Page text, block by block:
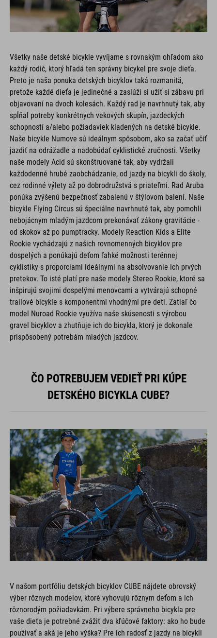
Všetky naše detské bicykle vyvíjame s rovnakým ohľadom ako
každý rodič, ktorý hľadá ten správny bicykel pre svoje dieťa.
Preto je naša ponuka detských bicyklov taká rozmanitá,
pretože každé dieťa je jedinečné a zaslúži si užiť si zábavu pri
objavovaní na dvoch kolesách. Každý rad je navrhnutý tak, aby
spĺňal potreby konkrétnych vekových skupín, jazdeckých
schopností a/alebo požiadaviek kladených na detské bicykle.
Naše bicykle Numove sú ideálnym spôsobom, ako sa začať učiť
jazdiť na odrážadle a nadobúdať cyklistické zručnosti. Všetky
naše modely Acid sú skonštruované tak, aby vydržali
každodenné hrubé zaobchádzanie, od jazdy na bicykli do školy,
cez rodinné výlety až po dobrodružstvá s priateľmi. Rad Aruba
ponúka zvýšenú bezpečnosť zabalenú v štýlovom balení. Naše
bicykle Flying Circus sú špeciálne navrhnuté tak, aby pomohli
nebojácnym mladým jazdcom prekonávať zákony gravitácie -
od skokov až po pumptracky. Modely Reaction Kids a Elite
Rookie vychádzajú z našich rovnomenných bicyklov pre
dospelých a ponúkajú deťom ľahké možnosti terénnej
cyklistiky s proporciami ideálnymi na absolvovanie ich prvých
pretekov. To isté platí pre naše modely Stereo Rookie, ktoré sa
inšpirujú svojimi dospelými menovcami a vytvárajú schopné
trailové bicykle s komponentmi vhodnými pre deti. Zatiaľ čo
model Nuroad Rookie využíva naše skúsenosti s výrobou
gravel bicyklov a zhutňuje ich do bicykla, ktorý je dokonale
prispôsobený potrebám mladých jazdcov.
ČO POTREBUJEM VEDIEŤ PRI KÚPE
DETSKÉHO BICYKLA CUBE?
V našom portfóliu detských bicyklov CUBE nájdete obrovský
výber rôznych modelov, ktoré vyhovujú rôznym deťom a ich
rôznorodým požiadavkám. Pri výbere správneho bicykla pre
vaše dieťa je potrebné zvážiť dva kľúčové faktory: ako ho bude
používať a aká je jeho výška? Pre ich radosť z jazdy na bicykli